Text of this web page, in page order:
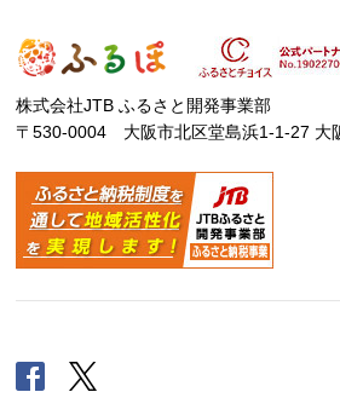
株式会社JTB ふるさと開発事業部
〒530-0004 大阪市北区堂島浜1-1-27 大
Facebook